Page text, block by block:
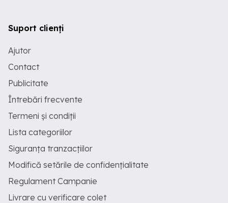
Suport clienți
Ajutor
Contact
Publicitate
Întrebări frecvente
Termeni și condiții
Lista categoriilor
Siguranța tranzacțiilor
Modifică setările de confidențialitate
Regulament Campanie
Livrare cu verificare colet